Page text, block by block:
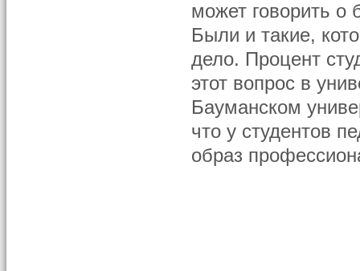
может говорить о
Были и такие,
дело. Процент
этот вопрос в
Бауманском
что у студентов
образ